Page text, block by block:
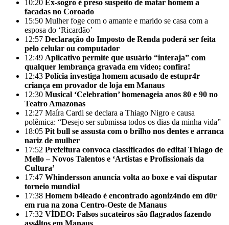
10:20 Ex-sogro é preso suspeito de matar homem a
facadas no Coroado
15:50 Mulher foge com o amante e marido se casa com a
esposa do ‘Ricardão’
12:57 Declaração do Imposto de Renda poderá ser feita
pelo celular ou computador
12:49 Aplicativo permite que usuário “interaja” com
qualquer lembrança gravada em vídeo; confira!
12:43 Polícia investiga homem acusado de estupr4r
criança em provador de loja em Manaus
12:30 Musical ‘Celebration’ homenageia anos 80 e 90 no
Teatro Amazonas
12:27 Maíra Cardi se declara a Thiago Nigro e causa
polêmica: “Desejo ser submissa todos os dias da minha vida”
18:05 Pit bull se assusta com o brilho nos dentes e arranca
nariz de mulher
17:52 Prefeitura convoca classificados do edital Thiago de
Mello – Novos Talentos e ‘Artistas e Profissionais da
Cultura’
17:47 Whindersson anuncia volta ao boxe e vai disputar
torneio mundial
17:38 Homem b4leado é encontrado agoniz4ndo em d0r
em rua na zona Centro-Oeste de Manaus
17:32 VÍDEO: Falsos sucateiros são flagrados fazendo
ass4ltos em Manaus